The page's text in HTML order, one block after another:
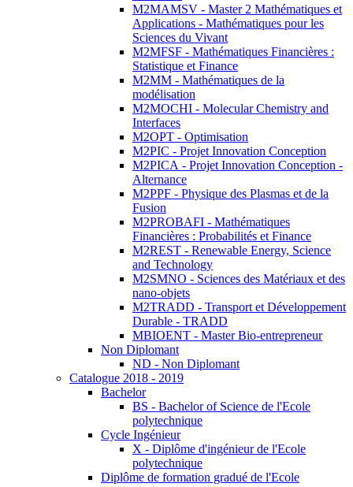
M2MAMSV - Master 2 Mathématiques et
Applications - Mathématiques pour les
Sciences du Vivant
M2MFSF - Mathématiques Financières :
Statistique et Finance
M2MM - Mathématiques de la
modélisation
M2MOCHI - Molecular Chemistry and
Interfaces
M2OPT - Optimisation
M2PIC - Projet Innovation Conception
M2PICA - Projet Innovation Conception -
Alternance
M2PPF - Physique des Plasmas et de la
Fusion
M2PROBAFI - Mathématiques
Financières : Probabilités et Finance
M2REST - Renewable Energy, Science
and Technology
M2SMNO - Sciences des Matériaux et des
nano-objets
M2TRADD - Transport et Développement
Durable - TRADD
MBIOENT - Master Bio-entrepreneur
Non Diplomant
ND - Non Diplomant
Catalogue 2018 - 2019
Bachelor
BS - Bachelor of Science de l'Ecole
polytechnique
Cycle Ingénieur
X - Diplôme d'ingénieur de l'Ecole
polytechnique
Diplôme de formation gradué de l'Ecole